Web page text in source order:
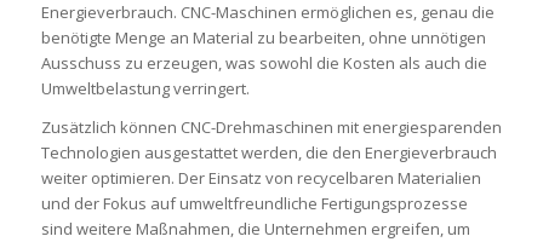
Energieverbrauch. CNC-Maschinen ermöglichen es, genau die
benötigte Menge an Material zu bearbeiten, ohne unnötigen
Ausschuss zu erzeugen, was sowohl die Kosten als auch die
Umweltbelastung verringert.
Zusätzlich können CNC-Drehmaschinen mit energiesparenden
Technologien ausgestattet werden, die den Energieverbrauch
weiter optimieren. Der Einsatz von recycelbaren Materialien
und der Fokus auf umweltfreundliche Fertigungsprozesse
sind weitere Maßnahmen, die Unternehmen ergreifen, um